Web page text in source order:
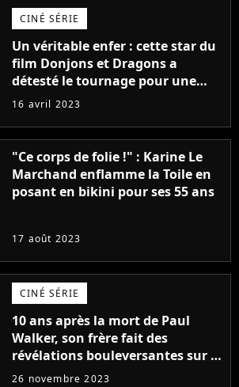
CINÉ SÉRIE
Un véritable enfer : cette star du
film Donjons et Dragons a
détesté le tournage pour une
raison très spéciale
16 avril 2023
"Ce corps de folie !" : Karine Le
Marchand enflamme la Toile en
posant en bikini pour ses 55 ans
17 août 2023
CINÉ SÉRIE
10 ans après la mort de Paul
Walker, son frère fait des
révélations bouleversantes sur la
réaction des acteurs de Fast and
26 novembre 2023